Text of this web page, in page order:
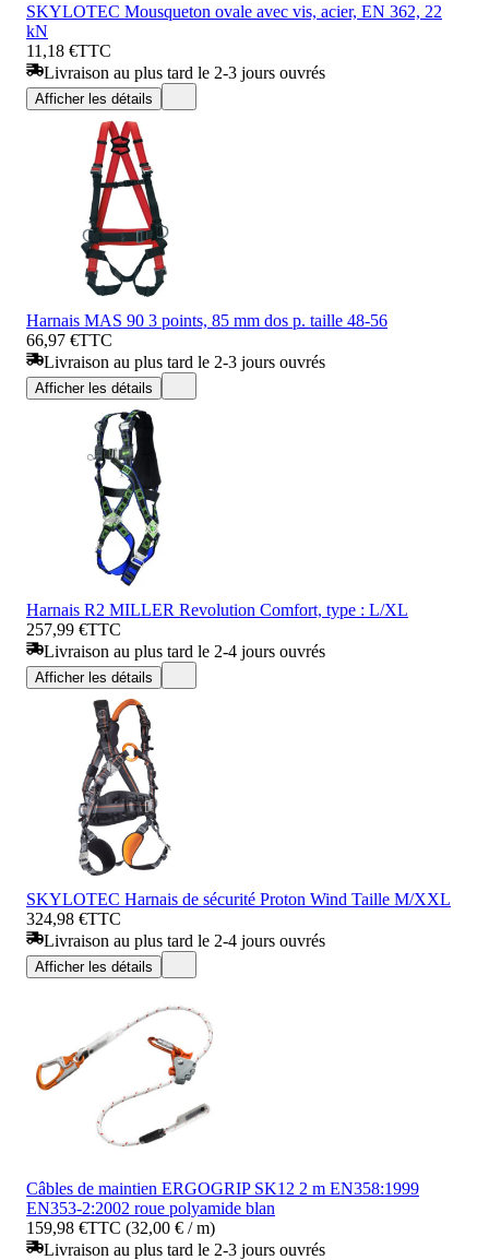
SKYLOTEC Mousqueton ovale avec vis, acier, EN 362, 22
kN
11,18 €TTC
Livraison au plus tard le 2-3 jours ouvrés
Afficher les détails
Harnais MAS 90 3 points, 85 mm dos p. taille 48-56
66,97 €TTC
Livraison au plus tard le 2-3 jours ouvrés
Afficher les détails
Harnais R2 MILLER Revolution Comfort, type : L/XL
257,99 €TTC
Livraison au plus tard le 2-4 jours ouvrés
Afficher les détails
SKYLOTEC Harnais de sécurité Proton Wind Taille M/XXL
324,98 €TTC
Livraison au plus tard le 2-4 jours ouvrés
Afficher les détails
Câbles de maintien ERGOGRIP SK12 2 m EN358:1999
EN353-2:2002 roue polyamide blan
159,98 €TTC (32,00 € / m)
Livraison au plus tard le 2-3 jours ouvrés